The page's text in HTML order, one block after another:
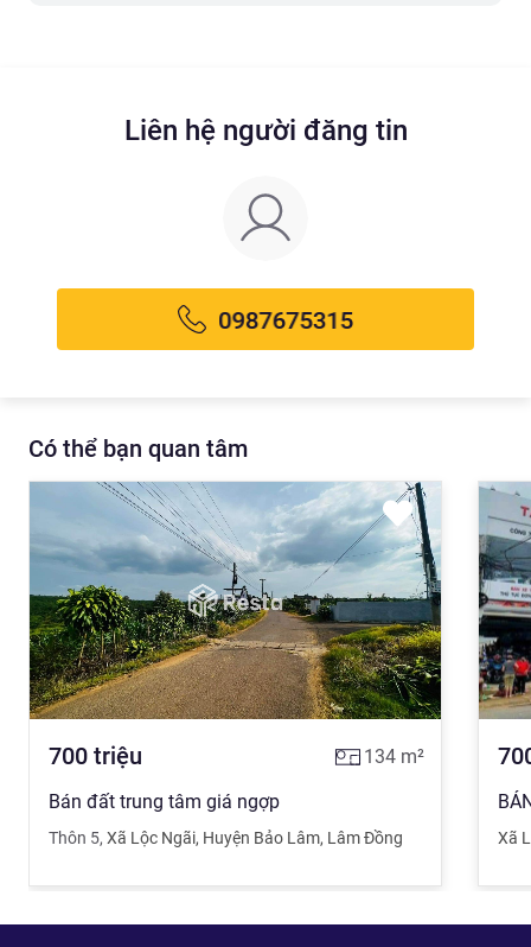
Liên hệ người đăng tin
Có thể bạn quan tâm
700 triệu 134m²
Bán đất trung tâm giá ngợp
Thôn 5, Xã Lộc Ngãi, Huyện Bảo Lâm, Lâm Đồng Xã